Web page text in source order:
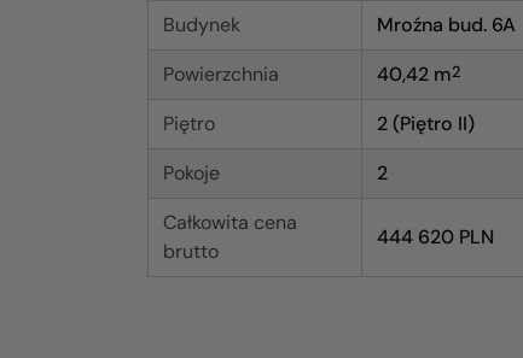
Budynek
Mroźna bud. 6A
Powierzchnia
40,42 m2
Piętro
2 (Piętro II)
Pokoje
2
Całkowita cena
brutto
444 620 PLN